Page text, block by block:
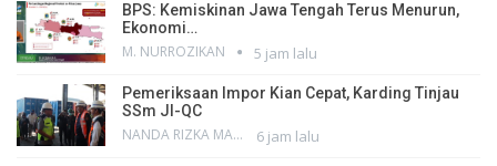
BPS: Kemiskinan Jawa Tengah Terus Menurun,
Ekonomi…
M. NURROZIKAN 5 jam lalu
Pemeriksaan Impor Kian Cepat, Karding Tinjau
SSm JI-QC
NANDA RIZKA MAHENDRA 6 jam lalu